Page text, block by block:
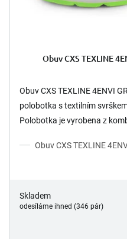
Obuv CXS TEXLINE
Obuv CXS TEXLINE 4ENVI
polobotka s textilním
Polobotka je vyrobena z
Obuv CXS TEXLINE
Skladem
odesíláme ihned (346 pár)